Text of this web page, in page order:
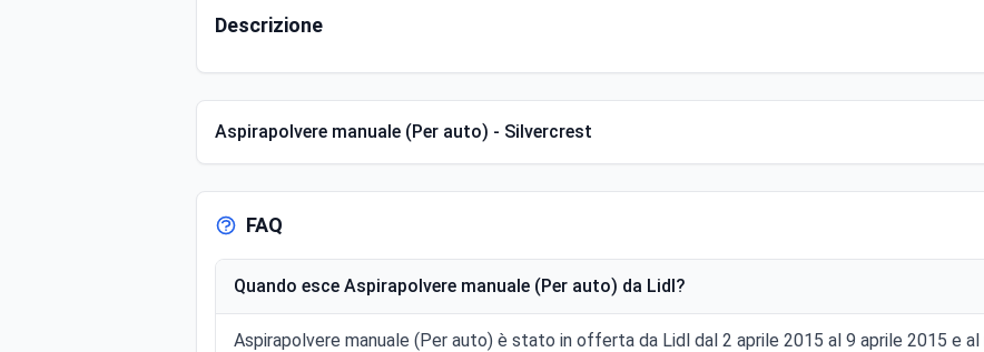
Descrizione
Aspirapolvere manuale (Per auto) - Silvercrest
FAQ
Quando esce Aspirapolvere manuale (Per auto) da Lidl?
Aspirapolvere manuale (Per auto) è stato in offerta da Lidl dal 2 aprile 2015 al 9 aprile 2015 e